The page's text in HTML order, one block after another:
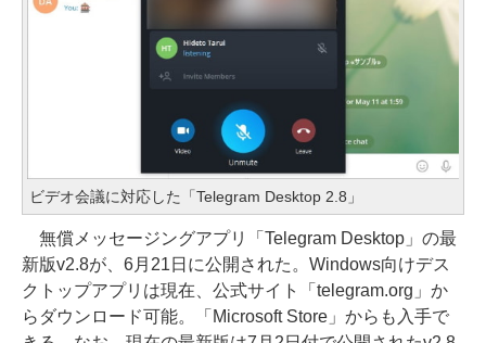
ビデオ会議に対応した「Telegram Desktop 2.8」
無償メッセージングアプリ「Telegram Desktop」の最
新版v2.8が、6月21日に公開された。Windows向けデス
クトップアプリは現在、公式サイト「telegram.org」か
らダウンロード可能。「Microsoft Store」からも入手で